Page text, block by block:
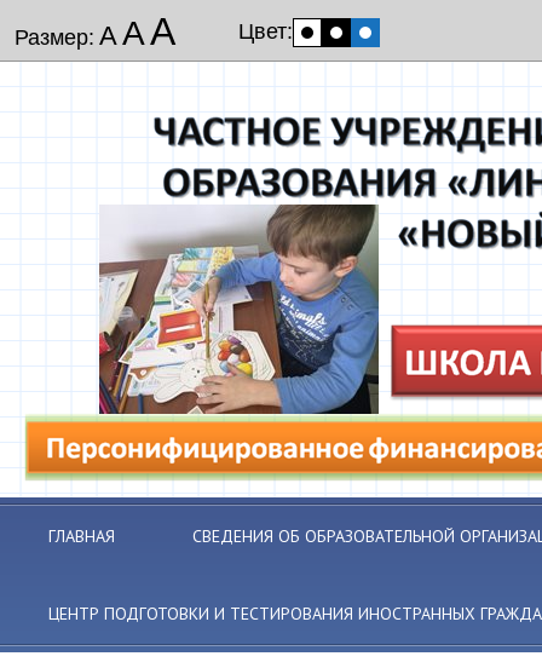
Размер: ААА Цвет:
ГЛАВНАЯ СВЕДЕНИЯ ОБ ОБРАЗОВАТЕЛЬНОЙ
ЦЕНТР ПОДГОТОВКИ И ТЕСТИРОВАНИЯ ИНОСТРАННЫХ